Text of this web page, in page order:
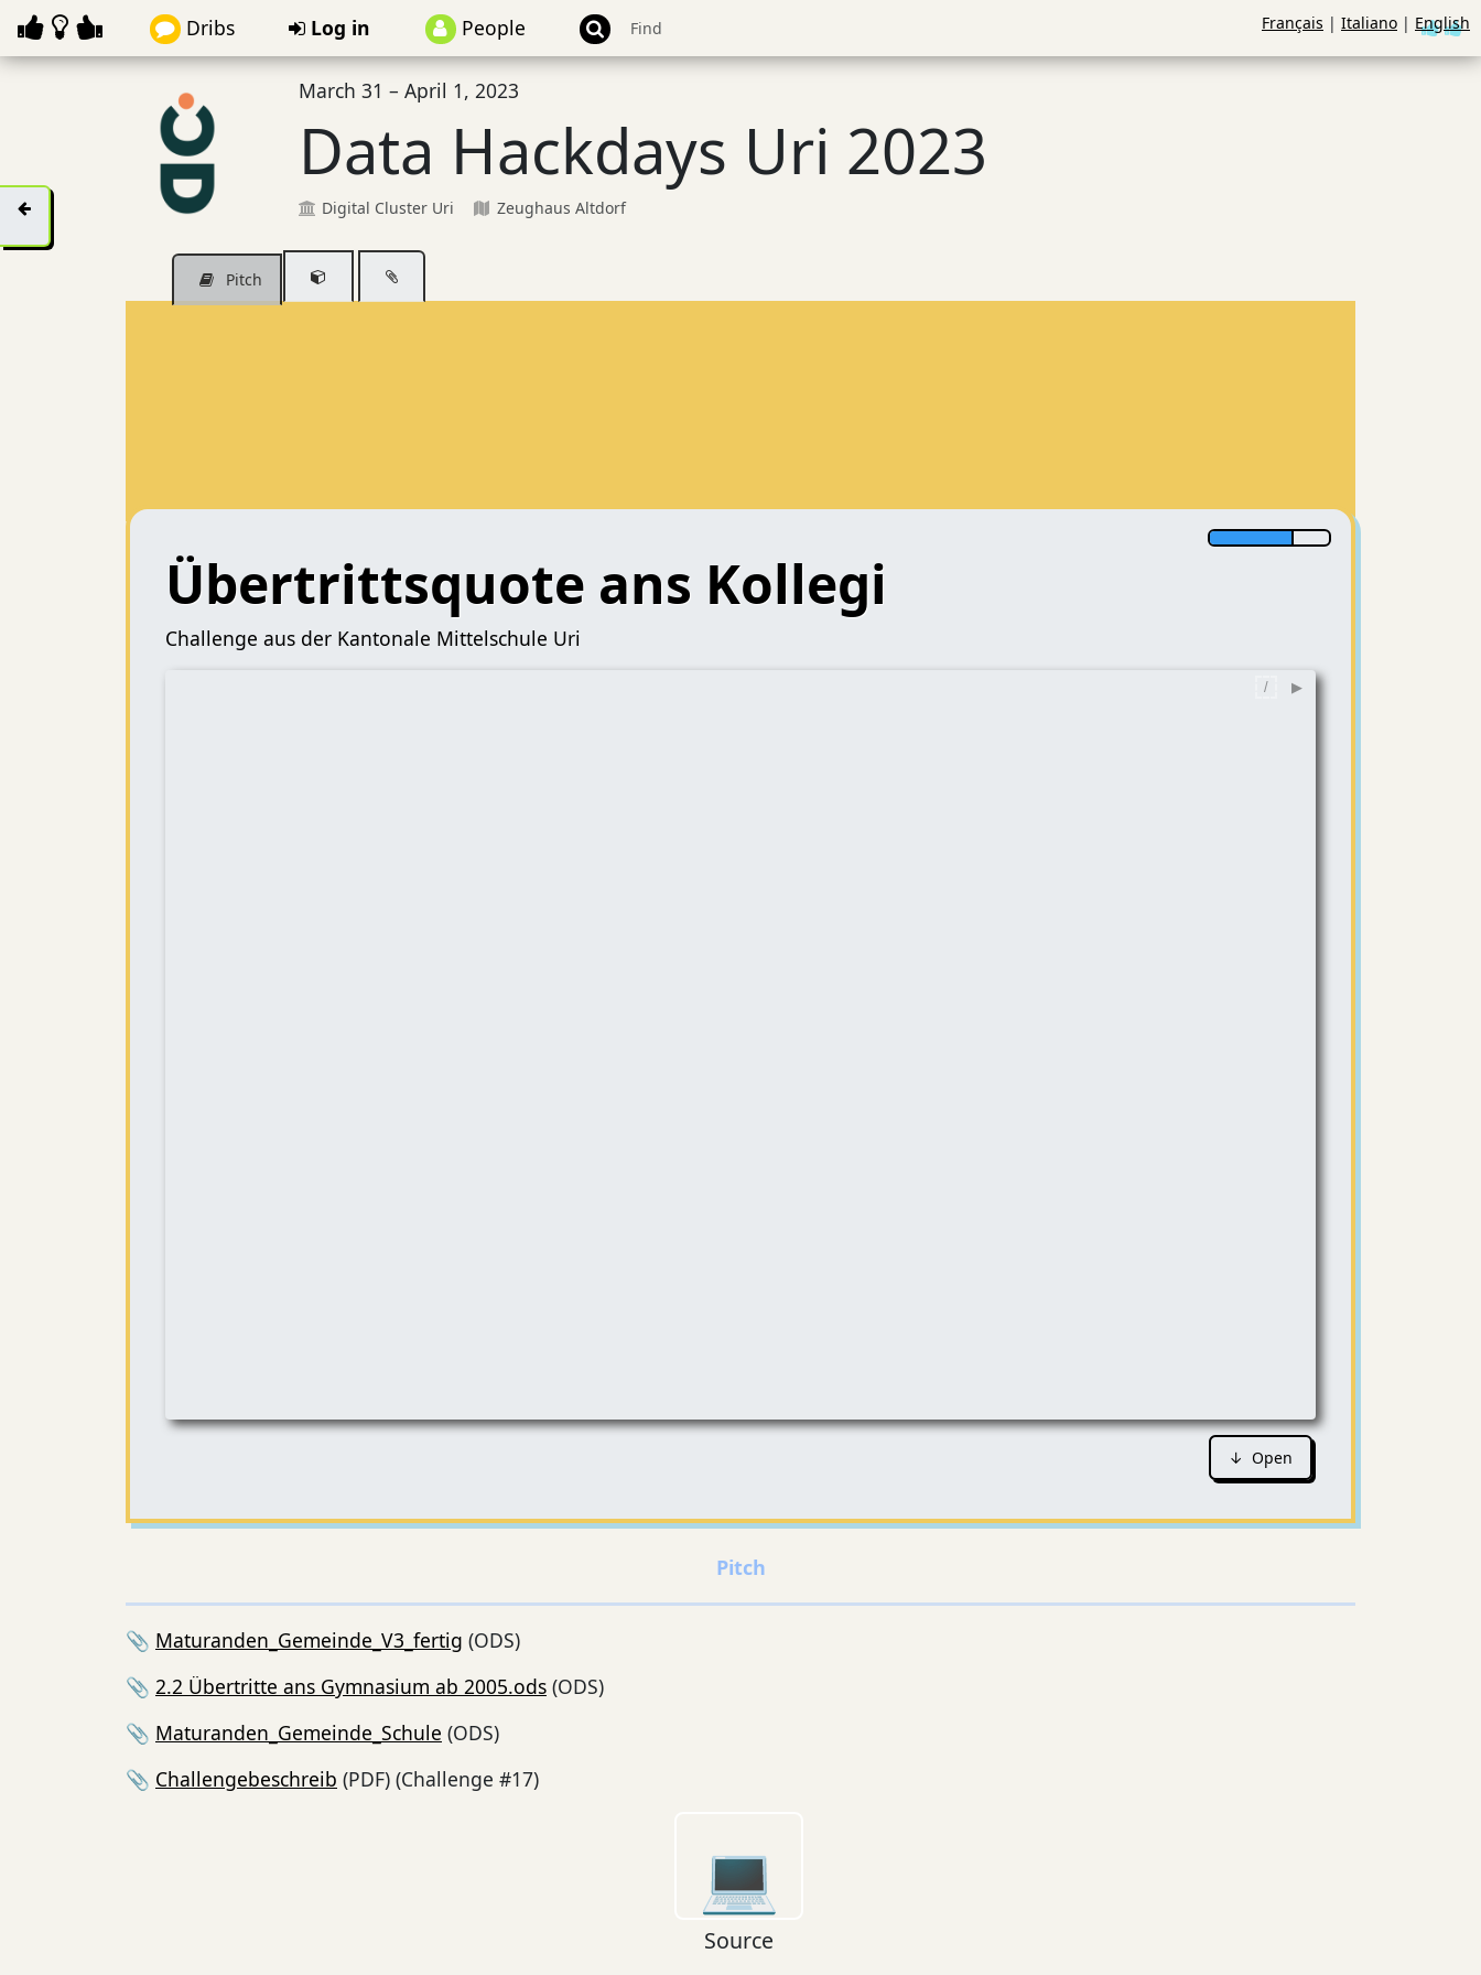
Dribs Log in People
March 31 – April 1, 2023
Data Hackdays Uri 2023
Digital Cluster Uri Zeughaus Altdorf
Pitch
Übertrittsquote ans Kollegi
Challenge aus der Kantonale Mittelschule Uri
↓ Open
📎 Maturanden_Gemeinde_V3_fertig (ODS)
📎 2.2 Übertritte ans Gymnasium ab 2005.ods (ODS)
📎 Maturanden_Gemeinde_Schule (ODS)
📎 Challengebeschreib (PDF) (Challenge #17)
💻
Source
Français | Italiano | English